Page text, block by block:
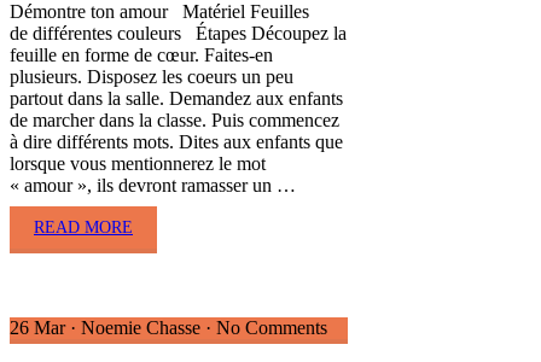
Démontre ton amour Matériel Feuilles
de différentes couleurs Étapes Découpez la
feuille en forme de cœur. Faites-en
plusieurs. Disposez les coeurs un peu
partout dans la salle. Demandez aux enfants
de marcher dans la classe. Puis commencez
à dire différents mots. Dites aux enfants que
lorsque vous mentionnerez le mot
« amour », ils devront ramasser un …
READ MORE
26 Mar · Noemie Chasse · No Comments